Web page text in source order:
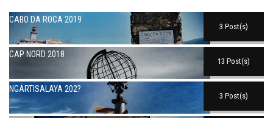
CABO DA ROCA 2019
3 Post(s)
CAP NORD 2018
13 Post(s)
NGARTISALAYA 202?
3 Post(s)